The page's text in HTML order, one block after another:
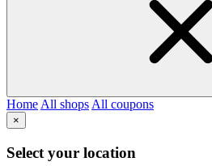
Home All shops All coupons
×
Select your location